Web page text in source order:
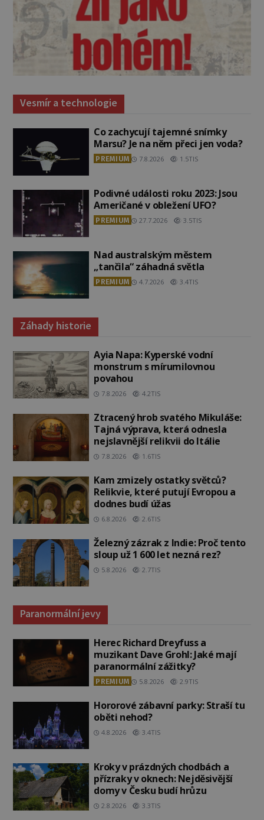
Vesmír a technologie
Co zachycují tajemné snímky
Marsu? Je na něm přeci jen voda?
PREMIUM 7.8.2026 1.5TIS
Podivné události roku 2023: Jsou
Američané v obležení UFO?
PREMIUM 27.7.2026 3.5TIS
Nad australským městem
„tančila“ záhadná světla
PREMIUM 4.7.2026 3.4TIS
Záhady historie
Ayia Napa: Kyperské vodní
monstrum s mírumilovnou
povahou
7.8.2026 4.2TIS
Ztracený hrob svatého Mikuláše:
Tajná výprava, která odnesla
nejslavnější relikvii do Itálie
7.8.2026 1.6TIS
Kam zmizely ostatky světců?
Relikvie, které putují Evropou a
dodnes budí úžas
6.8.2026 2.6TIS
Železný zázrak z Indie: Proč tento
sloup už 1 600 let nezná rez?
5.8.2026 2.7TIS
Paranormální jevy
Herec Richard Dreyfuss a
muzikant Dave Grohl: Jaké mají
paranormální zážitky?
PREMIUM 5.8.2026 2.9TIS
Hororové zábavní parky: Straší tu
oběti nehod?
4.8.2026 3.4TIS
Kroky v prázdných chodbách a
přízraky v oknech: Nejděsivější
domy v Česku budí hrůzu
2.8.2026 3.3TIS